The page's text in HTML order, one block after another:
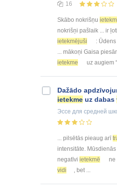
16
Skābo nokrišņu
nokrišņi pašlaik ... ir
ietekmējuši
:
... mākoņi Gaisa
ietekme
uz augiem
Dažādo
ietekme uz dabas
Эссе для средней
... pilsētās pieaug arī
intensitāte.
negatīvi ietekmē
ne
vidi
, bet ...